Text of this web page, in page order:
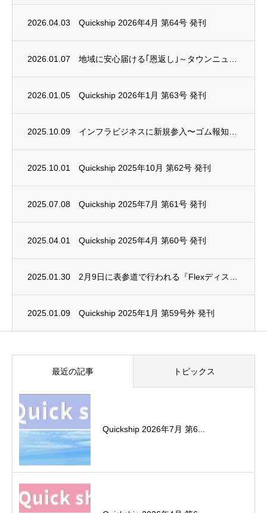
2026.04.03 Quickship 2026年4月 第64号 発刊
2026.01.07
2026.01.05 Quickship 2026年1月 第63号 発刊
2025.10.09
2025.10.01 Quickship 2025年10月 第62号 発刊
2025.07.08 Quickship 2025年7月 第61号 発刊
2025.04.01 Quickship 2025年4月 第60号 発刊
2025.01.30
2025.01.09 Quickship 2025年1月 第59号外 発刊
最近の記事 トピックス
Quickship 2026年7月 第6...